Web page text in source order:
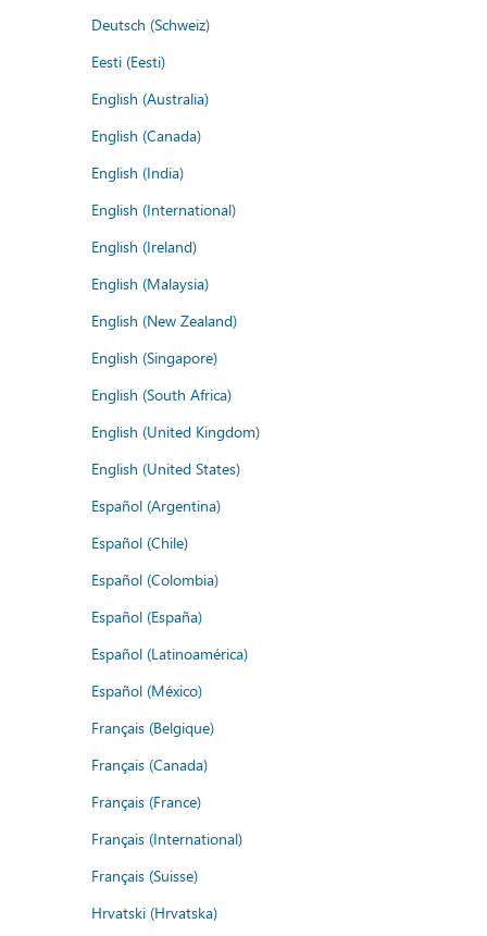
Deutsch (Schweiz)
Eesti (Eesti)
English (Australia)
English (Canada)
English (India)
English (International)
English (Ireland)
English (Malaysia)
English (New Zealand)
English (Singapore)
English (South Africa)
English (United Kingdom)
English (United States)
Español (Argentina)
Español (Chile)
Español (Colombia)
Español (España)
Español (Latinoamérica)
Español (México)
Français (Belgique)
Français (Canada)
Français (France)
Français (International)
Français (Suisse)
Hrvatski (Hrvatska)